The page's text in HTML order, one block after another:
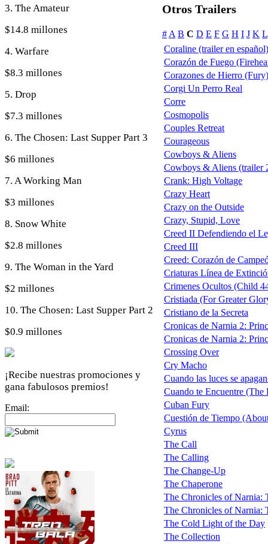
3. The Amateur
$14.8 millones
4. Warfare
$8.3 millones
5. Drop
$7.3 millones
6. The Chosen: Last Supper Part 3
$6 millones
7. A Working Man
$3 millones
8. Snow White
$2.8 millones
9. The Woman in the Yard
$2 millones
10. The Chosen: Last Supper Part 2
$0.9 millones
¡Recibe nuestras promociones y
gana fabulosos premios!
Email:
Otros Trailers
# A B C D E F G H I J K L
Coraline (trailer en español)
Corazón de Fuego
Corazones de Hierro
Corgi Un Perro Real
Corre
Cosmopolis
Couples Retreat
Courageous
Cowboys & Aliens
Cowboys & Aliens (trailer
Crank: High Voltage
Crazy Heart
Crazy on the Outside
Crazy, Stupid, Love
Creed II Defendiendo el
Creed III
Creed: Corazón de
Criaturas Línea de
Crimenes Ocultos (Child
Cristiada (For Greater
Cristiano de la Secreta
Cronicas de Narnia 2:
Cronicas de Narnia 2:
Crossing Over
Cry Macho
Cuando las luces se
Cuando te Encuentre
Cuban Fury
Cuestión de Tiempo
Cyrus
The Call
The Calling
The Change-Up
The Chaperone
The Chronicles of Narnia:
The Chronicles of Narnia:
The Cold Light of the Day
The Collection